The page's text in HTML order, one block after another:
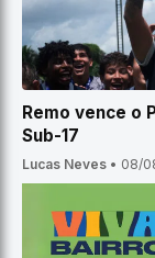
Remo vence o
Sub-17
Lucas Neves • 08/